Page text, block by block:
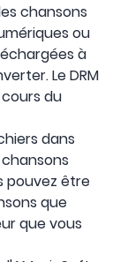
chansons
ou
à
Le DRM
du
dans
pouvez être
que
que vous